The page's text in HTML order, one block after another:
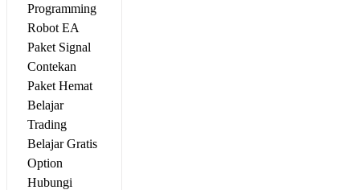
Programming
Robot EA
Paket Signal
Contekan
Paket Hemat
Belajar
Trading
Belajar Gratis
Option
Hubungi